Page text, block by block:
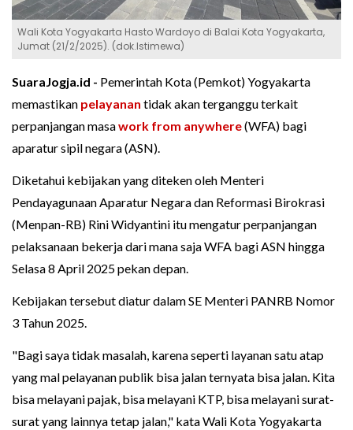
Wali Kota Yogyakarta Hasto Wardoyo di Balai Kota Yogyakarta,
Jumat (21/2/2025). (dok.Istimewa)
SuaraJogja.id - Pemerintah Kota (Pemkot) Yogyakarta
memastikan pelayanan tidak akan terganggu terkait
perpanjangan masawork from anywhere(WFA) bagi
aparatur sipil negara (ASN).
Diketahui kebijakan yang diteken oleh Menteri
Pendayagunaan Aparatur Negara dan Reformasi Birokrasi
(Menpan-RB) Rini Widyantini itu mengatur perpanjangan
pelaksanaan bekerja dari mana saja WFA bagi ASN hingga
Selasa 8 April 2025 pekan depan.
Kebijakan tersebut diatur dalam SE Menteri PANRB Nomor
3 Tahun 2025.
"Bagi saya tidak masalah, karena seperti layanan satu atap
yang mal pelayanan publik bisa jalan ternyata bisa jalan. Kita
bisa melayani pajak, bisa melayani KTP, bisa melayani surat-
surat yang lainnya tetap jalan," kata Wali Kota Yogyakarta